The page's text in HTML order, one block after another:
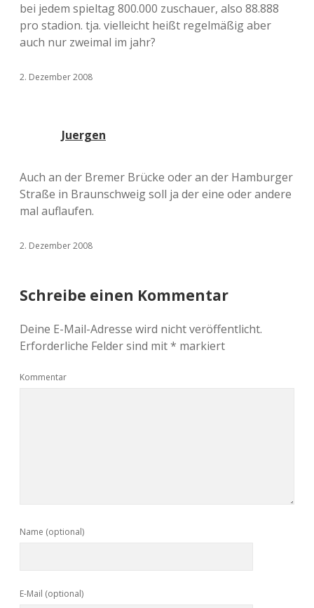
bei jedem spieltag 800.000 zuschauer, also 88.888
pro stadion. tja. vielleicht heißt regelmäßig aber
auch nur zweimal im jahr?
2. Dezember 2008
Juergen
Auch an der Bremer Brücke oder an der Hamburger
Straße in Braunschweig soll ja der eine oder andere
mal auflaufen.
2. Dezember 2008
Schreibe einen Kommentar
Deine E-Mail-Adresse wird nicht veröffentlicht.
Erforderliche Felder sind mit* markiert
Kommentar
Name (optional)
E-Mail (optional)